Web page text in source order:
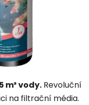
m³ vody. Revoluční
na filtrační média.